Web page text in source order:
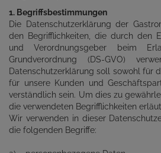
1. Begriffsbestimmungen
Die Datenschutzerklärung der
den Begrifflichkeiten, die durch den
und Verordnungsgeber beim
Grundverordnung (DS-GVO)
Datenschutzerklärung soll sowohl für
für unsere Kunden und
verständlich sein. Um dies zu
die verwendeten Begrifflichkeiten
Wir verwenden in dieser
die folgenden Begriffe: